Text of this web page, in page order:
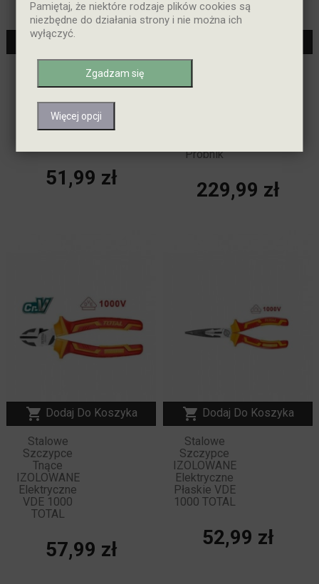
Pamiętaj, że niektóre rodzaje plików cookies są
niezbędne do działania strony i nie można ich
wyłączyć.
Zgadzam się
Więcej opcji
 Dodaj Do Koszyka
Elektryczne
Uniwersalne
VDE 1000
Cena
51,99 zł
Próbnik
Cena
229,99 zł
 Dodaj Do Koszyka
Stalowe
Szczypce
Tnące
IZOLOWANE
Elektryczne
VDE 1000
TOTAL
Cena
57,99 zł
 Dodaj Do Koszyka
Stalowe
Szczypce
IZOLOWANE
Elektryczne
Płaskie VDE
1000 TOTAL
Cena
52,99 zł